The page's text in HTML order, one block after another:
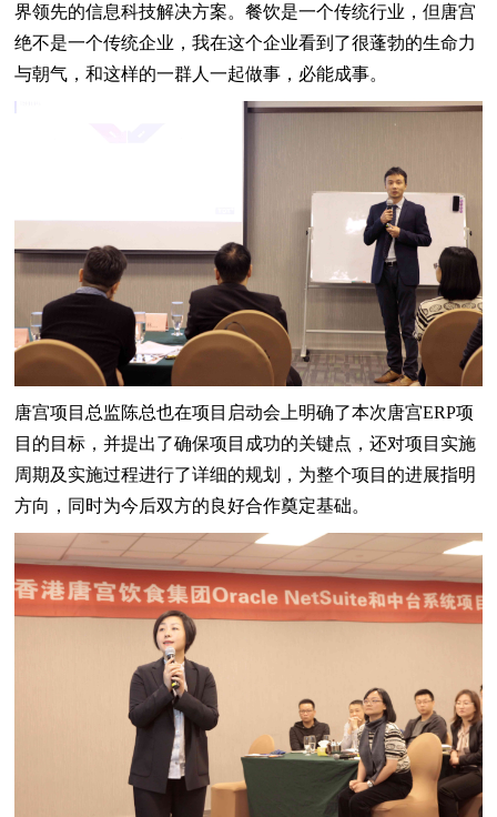
界领先的信息科技解决方案。餐饮是一个传统行业，但唐宫
绝不是一个传统企业，我在这个企业看到了很蓬勃的生命力
与朝气，和这样的一群人一起做事，必能成事。
唐宫项目总监陈总也在项目启动会上明确了本次唐宫ERP项
目的目标，并提出了确保项目成功的关键点，还对项目实施
周期及实施过程进行了详细的规划，为整个项目的进展指明
方向，同时为今后双方的良好合作奠定基础。